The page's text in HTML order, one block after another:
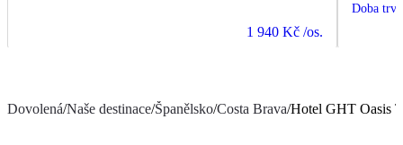
1 940 Kč /os.
Doba
Dovolená/Naše destinace/Španělsko/Costa Brava/Hotel GHT Oasis